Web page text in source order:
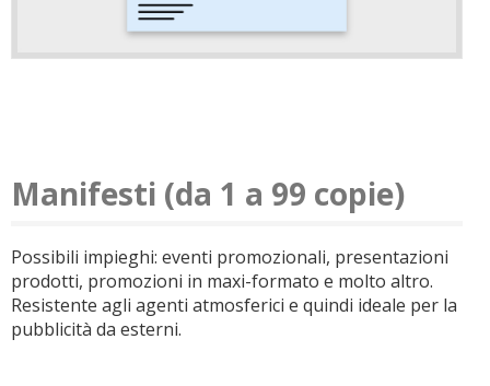
Manifesti (da 1 a 99 copie)
Possibili impieghi: eventi promozionali, presentazioni
prodotti, promozioni in maxi-formato e molto altro.
Resistente agli agenti atmosferici e quindi ideale per la
pubblicità da esterni.